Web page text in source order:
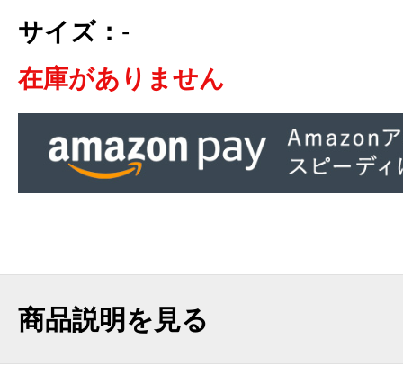
サイズ： -
在庫がありません
商品説明を見る